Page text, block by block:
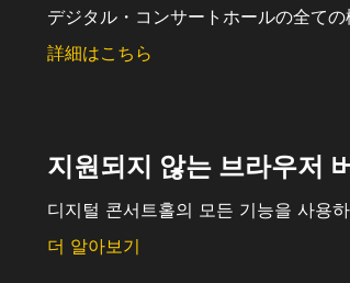
デジタル・コンサートホールの全て
詳細はこちら
지원되지 않는 브라우저
디지털 콘서트홀의 모든 기능을 사용
더 알아보기